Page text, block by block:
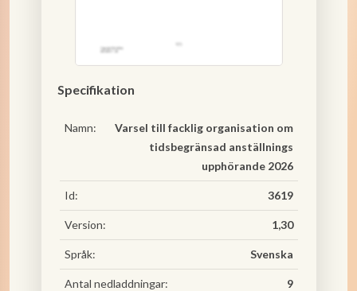
Specifikation
Namn:
Varsel till facklig organisation om
tidsbegränsad anställnings
upphörande 2026
Id: 3619
Version: 1,30
Språk: Svenska
Antal nedladdningar: 9